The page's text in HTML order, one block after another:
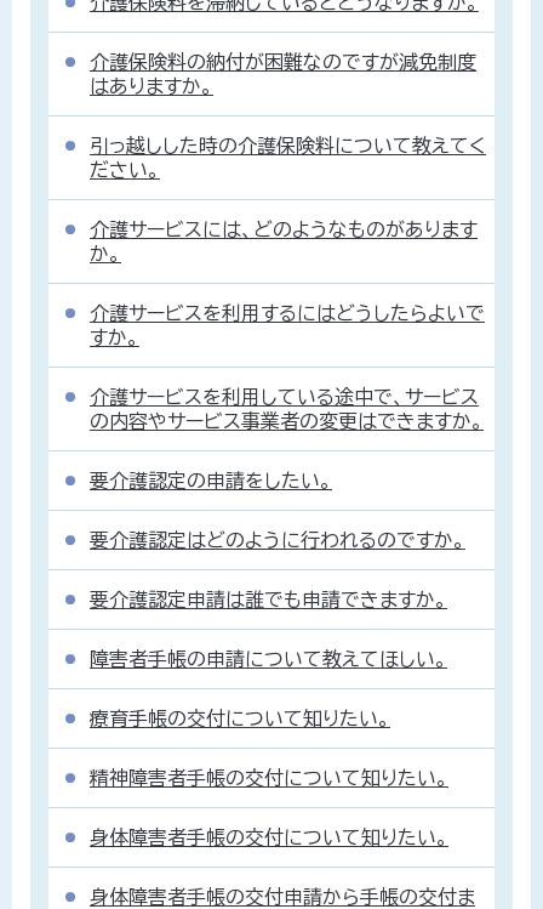
介護保険料の納付が困難なのですが減免制度
はありますか。
引っ越しした時の介護保険料について教えてく
ださい。
介護サービスには、どのようなものがあります
か。
介護サービスを利用するにはどうしたらよいで
すか。
介護サービスを利用している途中で、サービス
の内容やサービス事業者の変更はできますか。
要介護認定の申請をしたい。
要介護認定はどのように行われるのですか。
要介護認定申請は誰でも申請できますか。
障害者手帳の申請について教えてほしい。
療育手帳の交付について知りたい。
精神障害者手帳の交付について知りたい。
身体障害者手帳の交付について知りたい。
身体障害者手帳の交付申請から手帳の交付ま